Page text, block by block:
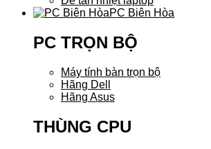
PC Biên Hòa
PC TRỌN BỘ
Máy tính bàn trọn bộ
Hãng Dell
Hãng Asus
THÙNG CPU